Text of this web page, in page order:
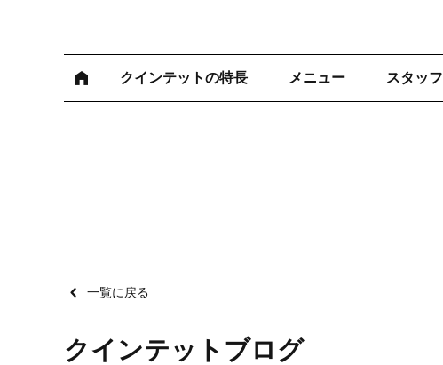
クインテットの特長 メニュー スタッフ
一覧に戻る
クインテットブログ